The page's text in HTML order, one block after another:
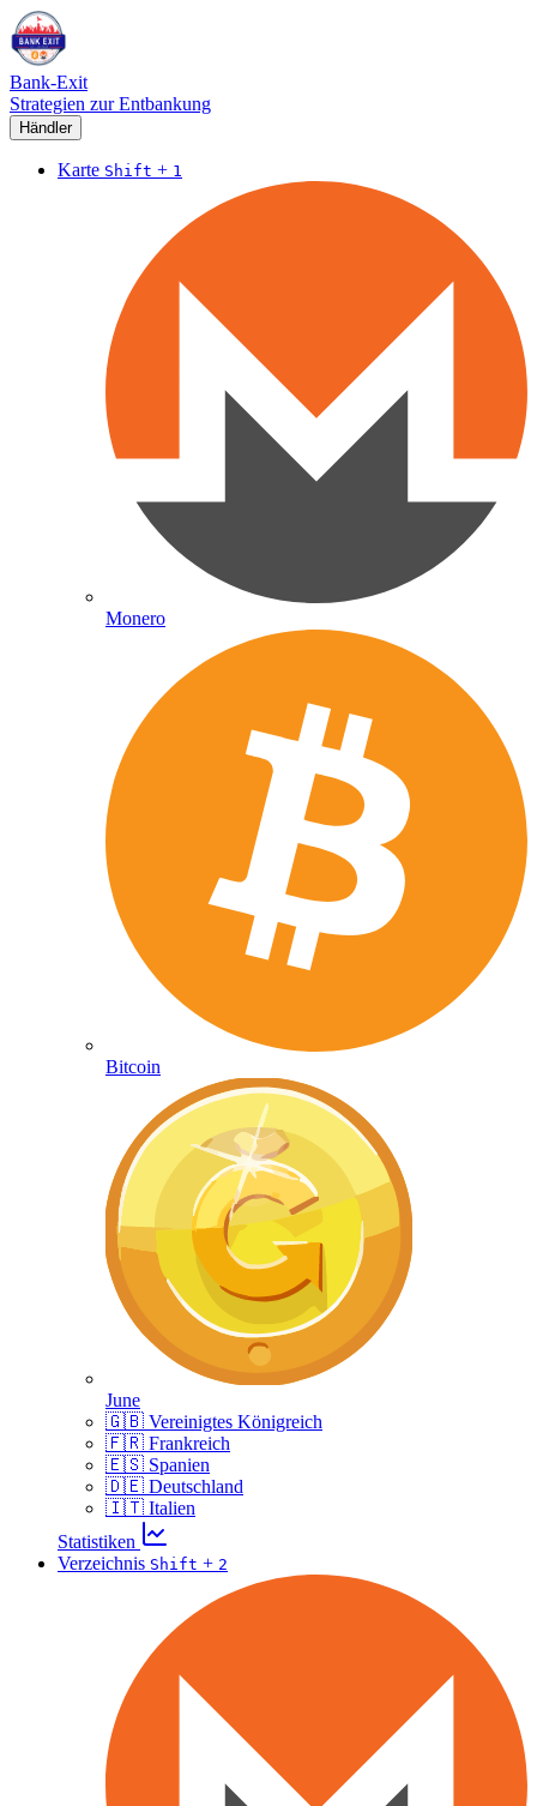
Bank-Exit
Strategien zur Entbankung
Händler
Karte Shift + 1
Monero
Bitcoin
June
🇬🇧 Vereinigtes Königreich
🇫🇷 Frankreich
🇪🇸 Spanien
🇩🇪 Deutschland
🇮🇹 Italien
Statistiken
Verzeichnis Shift + 2